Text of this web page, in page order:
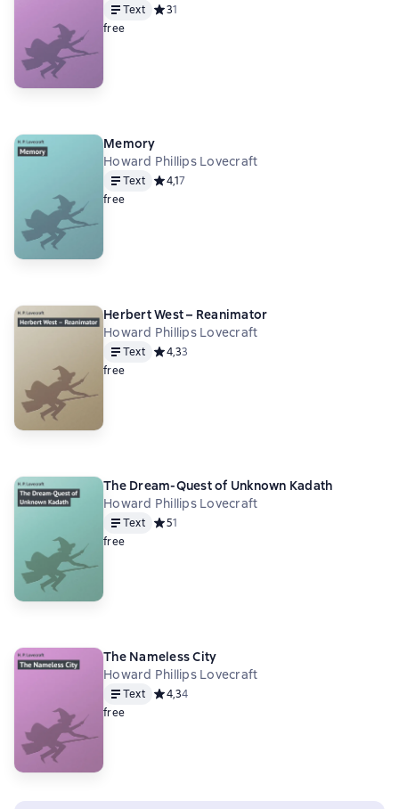
Text Средний рейтинг 3 на основе 1 оценок
31
free
Memory
Howard Phillips Lovecraft
Text Средний рейтинг 4,1 на основе 7 оценок
4,17
free
Herbert West – Reanimator
Howard Phillips Lovecraft
Text Средний рейтинг 4,3 на основе 3 оценок
4,33
free
The Dream-Quest of Unknown Kadath
Howard Phillips Lovecraft
Text Средний рейтинг 5 на основе 1 оценок
51
free
The Nameless City
Howard Phillips Lovecraft
Text Средний рейтинг 4,3 на основе 4 оценок
4,34
free